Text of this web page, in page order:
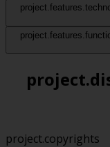
project.copyrights